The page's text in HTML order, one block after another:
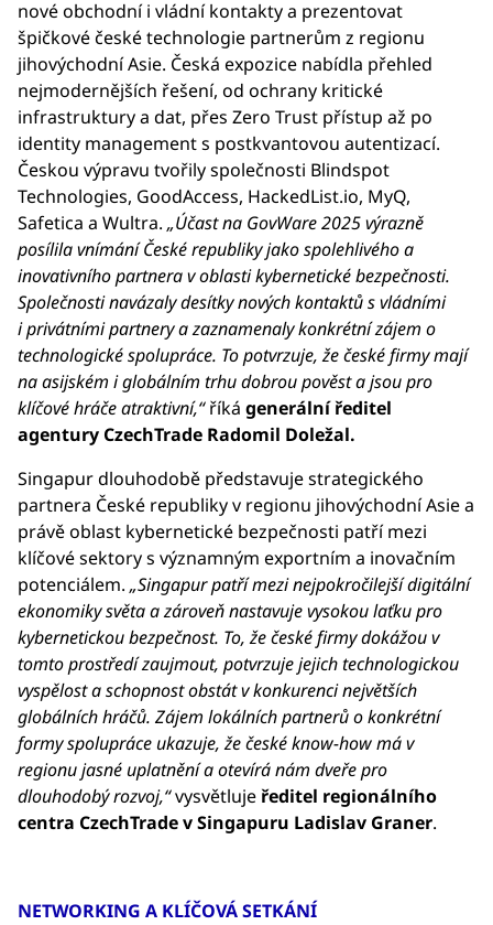
nové obchodní i vládní kontakty a prezentovat
špičkové české technologie partnerům z regionu
jihovýchodní Asie. Česká expozice nabídla přehled
nejmodernějších řešení, od ochrany kritické
infrastruktury a dat, přes Zero Trust přístup až po
identity management s postkvantovou autentizací.
Českou výpravu tvořily společnosti Blindspot
Technologies, GoodAccess, HackedList.io, MyQ,
Safetica a Wultra.„Účast na GovWare 2025 výrazně
posílila vnímání České republiky jako spolehlivého a
inovativního partnera v oblasti kybernetické bezpečnosti.
Společnosti navázaly desítky nových kontaktů s vládními
i privátními partnery a zaznamenaly konkrétní zájem o
technologické spolupráce. To potvrzuje, že české firmy mají
na asijském i globálním trhu dobrou pověst a jsou pro
klíčové hráče atraktivní,“ říká generální ředitel
agentury CzechTrade Radomil Doležal.
Singapur dlouhodobě představuje strategického
partnera České republiky v regionu jihovýchodní Asie a
právě oblast kybernetické bezpečnosti patří mezi
klíčové sektory s významným exportním a inovačním
potenciálem.„Singapur patří mezi nejpokročilejší digitální
ekonomiky světa a zároveň nastavuje vysokou laťku pro
kybernetickou bezpečnost. To, že české firmy dokážou v
tomto prostředí zaujmout, potvrzuje jejich technologickou
vyspělost a schopnost obstát v konkurenci největších
globálních hráčů. Zájem lokálních partnerů o konkrétní
formy spolupráce ukazuje, že české know-how má v
regionu jasné uplatnění a otevírá nám dveře pro
dlouhodobý rozvoj,“vysvětluje ředitel regionálního
centra CzechTrade v Singapuru Ladislav Graner.
NETWORKING A KLÍČOVÁ SETKÁNÍ